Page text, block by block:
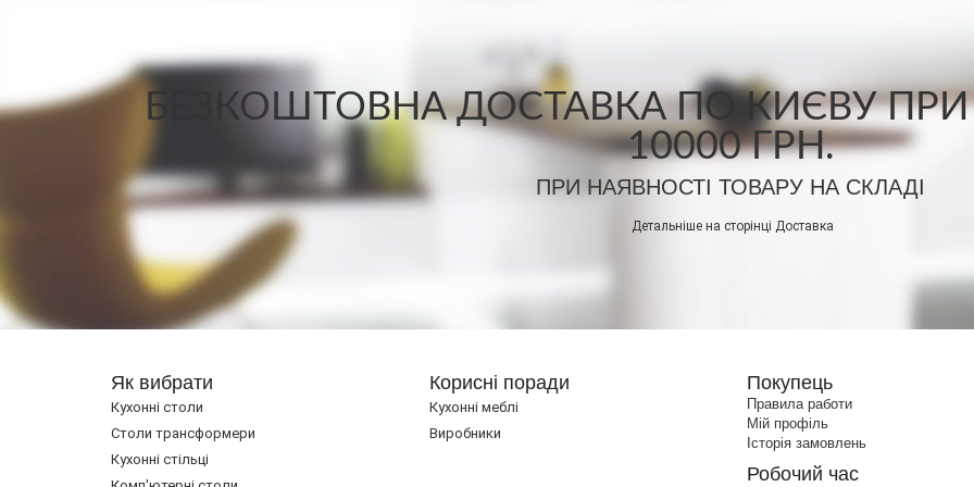
БЕЗКОШТОВНА ДОСТАВКА ПО КИЄВУ ПРИ
10000 ГРН.
ПРИ НАЯВНОСТІ ТОВАРУ НА СКЛАДІ
Детальніше на сторінці Доставка
Як вибрати
Кухонні столи
Cтоли трансформери
Кухонні стільці
Корисні поради
Кухонні меблі
Виробники
Покупець
Правила работи
Мій профіль
Історія замовлень
Робочий час